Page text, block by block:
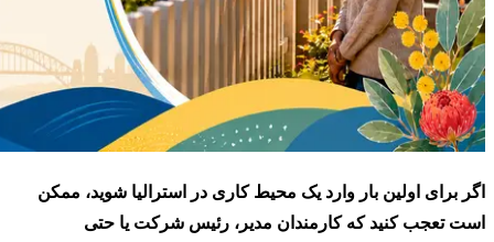
اگر برای اولین بار وارد یک محیط کاری در استرالیا شوید، ممکن
است تعجب کنید که کارمندان مدیر، رئیس شرکت یا حتی